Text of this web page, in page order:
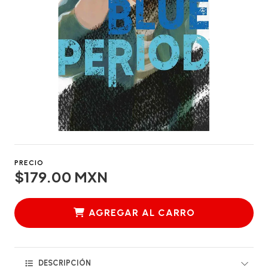
PRECIO
$179.00 MXN
AGREGAR AL CARRO
DESCRIPCIÓN